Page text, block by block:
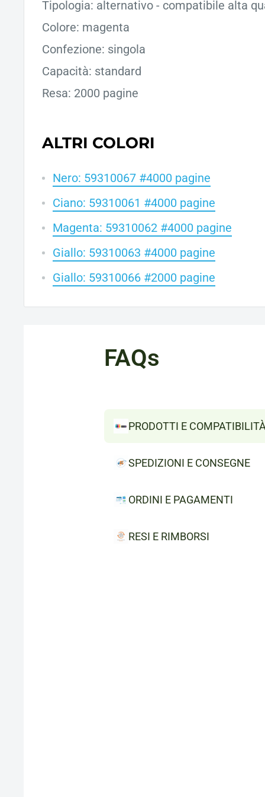
Tipologia: alternativo - compatibile alta
Colore: magenta
Confezione: singola
Capacità: standard
Resa: 2000 pagine
ALTRI COLORI
Nero: 59310067 #4000 pagine
Ciano: 59310061 #4000 pagine
Magenta: 59310062 #4000 pagine
Giallo: 59310063 #4000 pagine
Giallo: 59310066 #2000 pagine
FAQs
PRODOTTI E COMPATIBILITÀ
SPEDIZIONI E CONSEGNE
ORDINI E PAGAMENTI
RESI E RIMBORSI